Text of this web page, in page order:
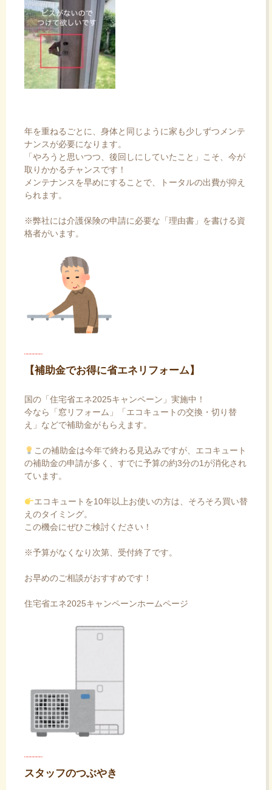
年を重ねるごとに、身体と同じように家も少しずつメンテ
ナンスが必要になります。
「やろうと思いつつ、後回しにしていたこと」こそ、今が
取りかかるチャンスです！
メンテナンスを早めにすることで、トータルの出費が抑え
られます。
※弊社には介護保険の申請に必要な「理由書」を書ける資
格者がいます。
【補助金でお得に省エネリフォーム】
国の「住宅省エネ2025キャンペーン」実施中！
今なら「窓リフォーム」「エコキュートの交換・切り替
え」などで補助金がもらえます。
この補助金は今年で終わる見込みですが、エコキュート
の補助金の申請が多く、すでに予算の約3分の1が消化され
ています。
エコキュートを10年以上お使いの方は、そろそろ買い替
えのタイミング。
この機会にぜひご検討ください！
※予算がなくなり次第、受付終了です。
お早めのご相談がおすすめです！
住宅省エネ2025キャンペーンホームページ
スタッフのつぶやき